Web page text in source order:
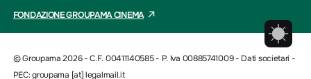
FONDAZIONE GROUPAMA CINEMA
© Groupama 2026 - C.F. 00411140585 - P. Iva 00885741009 - Dati societari -
PEC: groupama [at] legalmail.it